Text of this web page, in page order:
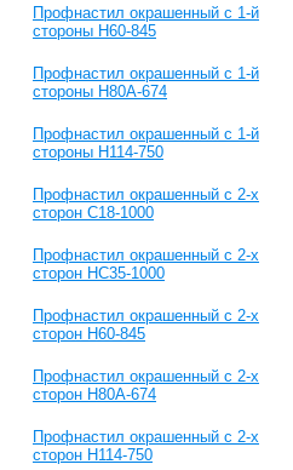
Профнастил окрашенный с 1-й
стороны Н60-845
Профнастил окрашенный с 1-й
стороны Н80А-674
Профнастил окрашенный с 1-й
стороны Н114-750
Профнастил окрашенный с 2-х
сторон С18-1000
Профнастил окрашенный с 2-х
сторон НС35-1000
Профнастил окрашенный с 2-х
сторон Н60-845
Профнастил окрашенный с 2-х
сторон Н80А-674
Профнастил окрашенный с 2-х
сторон Н114-750